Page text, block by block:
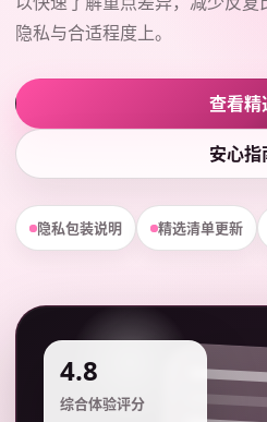
隐私与合适程度上。
查看精
安心指
隐私包装说明 精选清单更新
4.8
综合体验评分